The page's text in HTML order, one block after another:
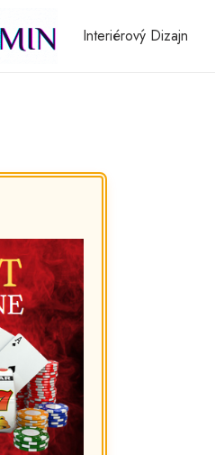
Interiérový Dizajn